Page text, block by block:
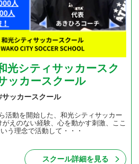
光シティサッカースク
ッカースクール
ッカースクール
活動を開始した、和光シティサッカー
えのない経験、心を動かす刺激、ここ
う理念で活動して・・・
スクール詳細を見る